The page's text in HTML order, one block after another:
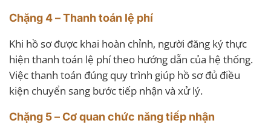
Chặng 4 – Thanh toán lệ phí
Khi hồ sơ được khai hoàn chỉnh, người đăng ký thực
hiện thanh toán lệ phí theo hướng dẫn của hệ thống.
Việc thanh toán đúng quy trình giúp hồ sơ đủ điều
kiện chuyển sang bước tiếp nhận và xử lý.
Chặng 5 – Cơ quan chức năng tiếp nhận